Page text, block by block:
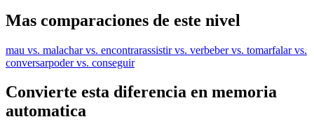
Mas comparaciones de este nivel
mau vs. malachar vs. encontrarassistir vs. verbeber vs. tomarfalar vs.
conversarpoder vs. conseguir
Convierte esta diferencia en memoria
automatica